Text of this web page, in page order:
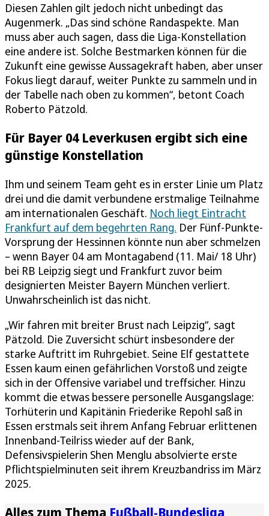
Diesen Zahlen gilt jedoch nicht unbedingt das
Augenmerk. „Das sind schöne Randaspekte. Man
muss aber auch sagen, dass die Liga-Konstellation
eine andere ist. Solche Bestmarken können für die
Zukunft eine gewisse Aussagekraft haben, aber unser
Fokus liegt darauf, weiter Punkte zu sammeln und in
der Tabelle nach oben zu kommen“, betont Coach
Roberto Pätzold.
Für Bayer 04 Leverkusen ergibt sich eine
günstige Konstellation
Ihm und seinem Team geht es in erster Linie um Platz
drei und die damit verbundene erstmalige Teilnahme
am internationalen Geschäft. Noch liegt Eintracht
Frankfurt auf dem begehrten Rang. Der Fünf-Punkte-
Vorsprung der Hessinnen könnte nun aber schmelzen
– wenn Bayer 04 am Montagabend (11. Mai/ 18 Uhr)
bei RB Leipzig siegt und Frankfurt zuvor beim
designierten Meister Bayern München verliert.
Unwahrscheinlich ist das nicht.
„Wir fahren mit breiter Brust nach Leipzig“, sagt
Pätzold. Die Zuversicht schürt insbesondere der
starke Auftritt im Ruhrgebiet. Seine Elf gestattete
Essen kaum einen gefährlichen Vorstoß und zeigte
sich in der Offensive variabel und treffsicher. Hinzu
kommt die etwas bessere personelle Ausgangslage:
Torhüterin und Kapitänin Friederike Repohl saß in
Essen erstmals seit ihrem Anfang Februar erlittenen
Innenband-Teilriss wieder auf der Bank,
Defensivspielerin Shen Menglu absolvierte erste
Pflichtspielminuten seit ihrem Kreuzbandriss im März
2025.
Alles zum Thema Fußball-Bundesliga